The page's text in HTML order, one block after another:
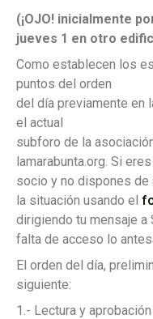
(¡OJO! inicialmente
jueves 1 en otro
Como establecen los
puntos del orden
del día previamente en
el actual
subforo de la
lamarabunta.org. Si eres
socio y no dispones de
la situación usando el
dirigiendo tu mensaje a
falta de acceso lo
El orden del día,
siguiente:
1.- Lectura y